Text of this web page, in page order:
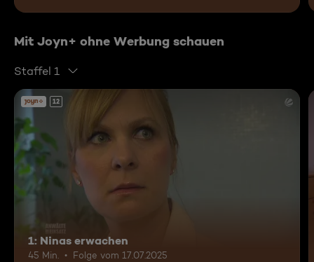
Mit Joyn+ ohne Werbung schauen
Staffel 1
12
1: Ninas erwachen
45 Min. Folge vom 17.07.2025